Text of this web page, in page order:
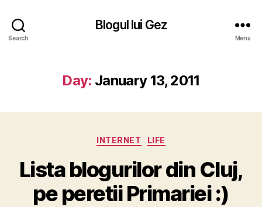
Search
Blogul lui Gez
Menu
Day: January 13, 2011
Categories
INTERNET LIFE
Lista blogurilor din Cluj,
pe peretii Primariei :)